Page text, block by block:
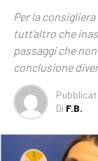
Per la
tutt’altro che
passaggi che
conclusione
Di F.B.